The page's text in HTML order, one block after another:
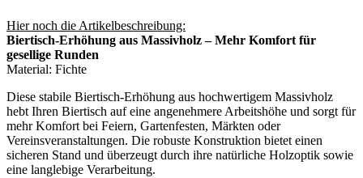
Hier noch die Artikelbeschreibung:
Biertisch-Erhöhung aus Massivholz – Mehr Komfort für
gesellige Runden
Material: Fichte
Diese stabile Biertisch-Erhöhung aus hochwertigem Massivholz
hebt Ihren Biertisch auf eine angenehmere Arbeitshöhe und sorgt für
mehr Komfort bei Feiern, Gartenfesten, Märkten oder
Vereinsveranstaltungen. Die robuste Konstruktion bietet einen
sicheren Stand und überzeugt durch ihre natürliche Holzoptik sowie
eine langlebige Verarbeitung.